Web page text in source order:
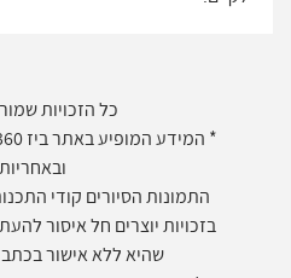
כל הזכויות שמורות
התמונות הסיורים קודי
בזכויות יוצרים חל איסור
שהיא ללא אישור בכתב